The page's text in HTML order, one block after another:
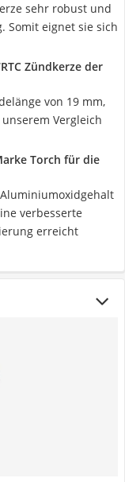
sehr robust und
Somit eignet sie sich
Zündkerze der
von 19 mm,
Vergleich
Torch für die
verbesserte
erreicht